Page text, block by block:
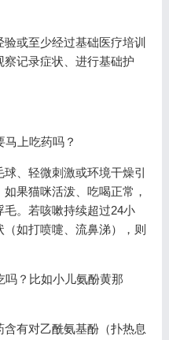
验或至少经过基础医疗培训
记录症状、进行基础护
马上吃药吗？
、轻微刺激或环境干燥引
果猫咪活泼、吃喝正常，
。若咳嗽持续超过24小
如打喷嚏、流鼻涕），则
吗？比如小儿氨酚黄那
有对乙酰氨基酚（扑热息